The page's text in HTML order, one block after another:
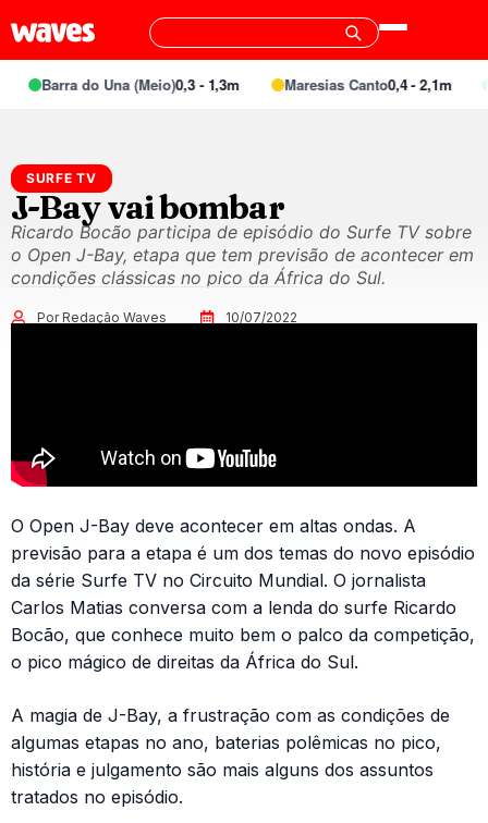
Barra do Una (Meio)0,3 - 1,3m Maresias Canto0,4 - 2,1m
SURFE TV
J-Bay vai bombar
Ricardo Bocão participa de episódio do Surfe TV sobre
o Open J-Bay, etapa que tem previsão de acontecer em
condições clássicas no pico da África do Sul.
Por Redação Waves 10/07/2022
O Open J-Bay deve acontecer em altas ondas. A
previsão para a etapa é um dos temas do novo episódio
da série Surfe TV no Circuito Mundial. O jornalista
Carlos Matias conversa com a lenda do surfe Ricardo
Bocão, que conhece muito bem o palco da competição,
o pico mágico de direitas da África do Sul.
A magia de J-Bay, a frustração com as condições de
algumas etapas no ano, baterias polêmicas no pico,
história e julgamento são mais alguns dos assuntos
tratados no episódio.